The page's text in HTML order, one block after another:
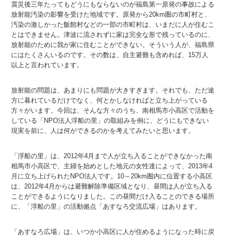
震災後三年たってもどうにもならないのが福島第一原発の事故による
放射能汚染の影響を受けた地域です。原発から20km圏の市町村と、
汚染の激しかった飯館村などの一部の市町村は、いまだに人が住むこ
とはできません。津波に流されずに家は完全な形で残っているのに、
放射能のために我が家に住むことができない。そういう人が、福島県
にはたくさんいるのです。その数は、自主避難も含めれば、15万人
以上と言われています。
放射能の問題は、あまりにも問題が大きすぎます。それでも、ただ途
方に暮れているだけでなく、何とかしなければと立ち上がっている
方々がいます。今回は、そんな方々のうち、南相馬市小高区で活動を
している「NPO法人浮船の里」の取組みを例に、どうにもできない
現実を前に、人は何ができるのかを考えてみたいと思います。
「浮船の里」は、2012年4月まで人が立ち入ることができなかった南
相馬市小高区で、主婦を始めとした地元の女性達によって、2013年4
月に立ち上げられたNPO法人です。10～20km圏内に位置する小高区
は、2012年4月からは避難解除準備区域となり、昼間は人が立ち入る
ことができるようになりました。この昼間だけ入ることのできる場所
に、「浮船の里」の活動拠点「あすなろ交流広場」はあります。
「あすなろ広場」は、いつか小高区に人が住めるようになった時に戻